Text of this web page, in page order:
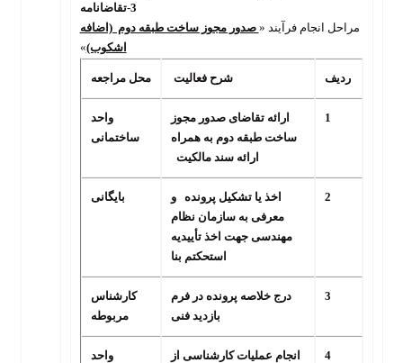
3- تقاضانامه
مراحل انجام فرآیند « صدور مجوز ساخت طبقه دوم (اضافه
اشکوب)»
ردیف شرح فعالیت محل مراجعه
1
ارائه تقاضای صدور مجوز
ساخت طبقه دوم به همراه
ارائه سند مالکیت
واحد
ساختمانی
2
اخذ یا تشکیل پرونده و
معرفی به سازمان نظام
مهندسی جهت اخذ تأییدیه
استحکتم بنا
بایگانی
3
درج خلاصه پرونده در فرم
بازدید فنی
کارشناس
مربوطه
4
انجام عملیات کارشناسی از
واحد